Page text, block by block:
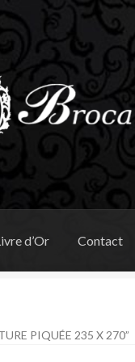
d’Or Contact
PIQUÉE 235 X 270”